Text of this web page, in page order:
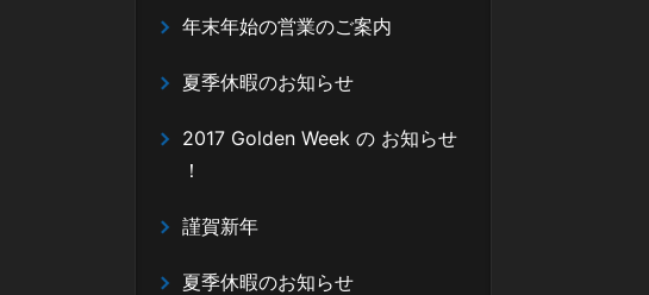
年末年始の営業のご案内
夏季休暇のお知らせ
2017 Golden Week の お知らせ
！
謹賀新年
夏季休暇のお知らせ